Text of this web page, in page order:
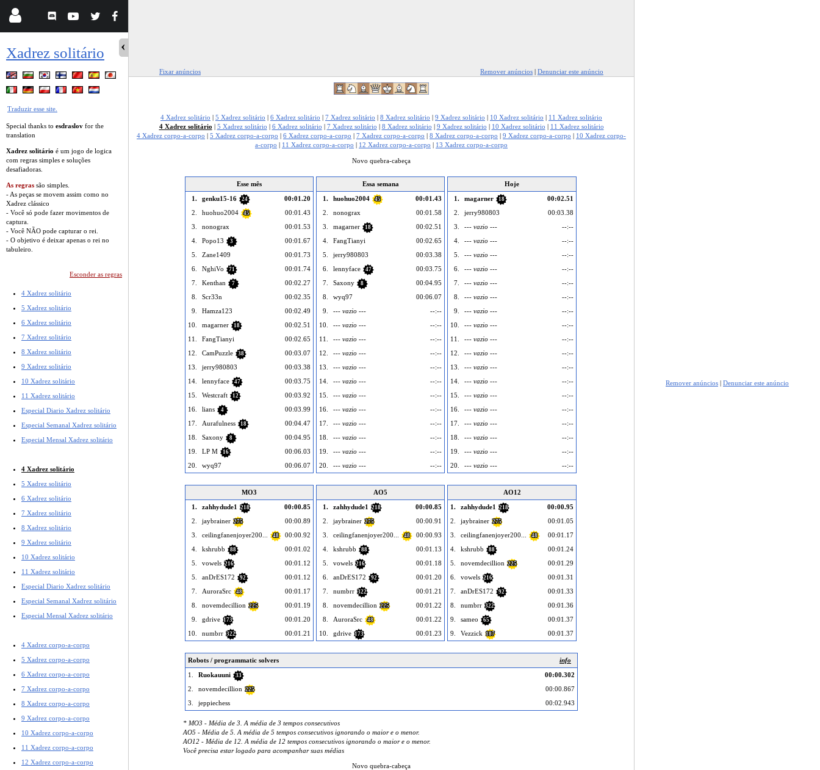
Xadrez solitário
Traduzir esse site.
Special thanks to esdraslov for the
translation
Xadrez solitário é um jogo de logica
com regras simples e soluções
desafiadoras.
As regras são simples.
- As peças se movem assim como no
Xadrez clássico
- Você só pode fazer movimentos de
captura.
- Você NÃO pode capturar o rei.
- O objetivo é deixar apenas o rei no
tabuleiro.
Esconder as regras
4 Xadrez solitário
5 Xadrez solitário
6 Xadrez solitário
7 Xadrez solitário
8 Xadrez solitário
9 Xadrez solitário
10 Xadrez solitário
11 Xadrez solitário
Especial Diario Xadrez solitário
Especial Semanal Xadrez solitário
Especial Mensal Xadrez solitário
4 Xadrez solitário
5 Xadrez solitário
6 Xadrez solitário
7 Xadrez solitário
8 Xadrez solitário
9 Xadrez solitário
10 Xadrez solitário
11 Xadrez solitário
Especial Diario Xadrez solitário
Especial Semanal Xadrez solitário
Especial Mensal Xadrez solitário
4 Xadrez corpo-a-corpo
5 Xadrez corpo-a-corpo
6 Xadrez corpo-a-corpo
7 Xadrez corpo-a-corpo
8 Xadrez corpo-a-corpo
9 Xadrez corpo-a-corpo
10 Xadrez corpo-a-corpo
11 Xadrez corpo-a-corpo
12 Xadrez corpo-a-corpo
Fixar anúncios Remover anúncios | Denunciar este anúncio
4 Xadrez solitário | 5 Xadrez solitário | 6 Xadrez solitário | 7 Xadrez solitário | 8 Xadrez solitário | 9 Xadrez solitário | 10 Xadrez solitário | 11 Xadrez solitário
4 Xadrez solitário | 5 Xadrez solitário | 6 Xadrez solitário | 7 Xadrez solitário | 8 Xadrez solitário | 9 Xadrez solitário | 10 Xadrez solitário | 11 Xadrez solitário
4 Xadrez corpo-a-corpo | 5 Xadrez corpo-a-corpo | 6 Xadrez corpo-a-corpo | 7 Xadrez corpo-a-corpo | 8 Xadrez corpo-a-corpo | 9 Xadrez corpo-a-corpo | 10 Xadrez corpo-
a-corpo | 11 Xadrez corpo-a-corpo | 12 Xadrez corpo-a-corpo | 13 Xadrez corpo-a-corpo
Novo quebra-cabeça
Esse mês
1.
genku15-16 24
00:01.20
2.
huohuo2004 45
00:01.43
3.
nonograx
00:01.53
4.
Popo13 3
00:01.67
5.
Zane1409
00:01.73
6.
NghiVo 71
00:01.74
7.
Kenthan 7
00:02.27
8.
Scr33n
00:02.35
9.
Hamza123
00:02.49
10.
magarner 18
00:02.51
11.
FangTianyi
00:02.65
12.
CamPuzzle 38
00:03.07
13.
jerry980803
00:03.38
14.
lennyface 47
00:03.75
15.
Westcraft 12
00:03.92
16.
lians 4
00:03.99
17.
Aurafulness 18
00:04.47
18.
Saxony 8
00:04.95
19.
LP M 16
00:06.03
20.
wyq97 00:06.07
Essa semana
1.
huohuo2004 45
00:01.43
2.
nonograx
00:01.58
3.
magarner 18
00:02.51
4.
FangTianyi
00:02.65
5.
jerry980803
00:03.38
6.
lennyface 47
00:03.75
7.
Saxony 8
00:04.95
8.
wyq97
00:06.07
9.
--- vazio ---
--:--
10.
--- vazio ---
--:--
11.
--- vazio ---
--:--
12.
--- vazio ---
--:--
13.
--- vazio ---
--:--
14.
--- vazio ---
--:--
15.
--- vazio ---
--:--
16.
--- vazio ---
--:--
17.
--- vazio ---
--:--
18.
--- vazio ---
--:--
19.
--- vazio ---
--:--
20.
--- vazio --- --:--
Hoje
1.
magarner 18
00:02.51
2.
jerry980803
00:03.38
3.
--- vazio ---
--:--
4.
--- vazio ---
--:--
5.
--- vazio ---
--:--
6.
--- vazio ---
--:--
7.
--- vazio ---
--:--
8.
--- vazio ---
--:--
9.
--- vazio ---
--:--
10.
--- vazio ---
--:--
11.
--- vazio ---
--:--
12.
--- vazio ---
--:--
13.
--- vazio ---
--:--
14.
--- vazio ---
--:--
15.
--- vazio ---
--:--
16.
--- vazio ---
--:--
17.
--- vazio ---
--:--
18.
--- vazio ---
--:--
19.
--- vazio ---
--:--
20.
--- vazio --- --:--
MO3
1.
zahhydude1 218
00:00.85
2.
jaybrainer 275
00:00.89
3.
ceilingfanenjoyer200... 48
00:00.92
4.
kshrubb 88
00:01.02
5.
vowels 216
00:01.12
5.
anDrES172 92
00:01.12
7.
AuroraSrc 48
00:01.17
8.
novemdecillion 225
00:01.19
9.
gdrive 173
00:01.20
10.
numbrr 322 00:01.21
AO5
1.
zahhydude1 218
00:00.85
2.
jaybrainer 275
00:00.91
3.
ceilingfanenjoyer200... 48
00:00.93
4.
kshrubb 88
00:01.13
5.
vowels 216
00:01.18
6.
anDrES172 92
00:01.20
7.
numbrr 322
00:01.21
8.
novemdecillion 225
00:01.22
8.
AuroraSrc 48
00:01.22
10.
gdrive 173 00:01.23
AO12
1.
zahhydude1 218
00:00.95
2.
jaybrainer 275
00:01.05
3.
ceilingfanenjoyer200... 48
00:01.17
4.
kshrubb 88
00:01.24
5.
novemdecillion 225
00:01.29
6.
vowels 216
00:01.31
7.
anDrES172 92
00:01.33
8.
numbrr 322
00:01.36
9.
sameo 65
00:01.37
9.
Vezzick 187 00:01.37
Robots / programmatic solvers
info
1.
Ruokauuni 33
00:00.302
2.
novemdecillion 225
00:00.867
3.
jeppiechess 00:02.943
* MO3 - Média de 3. A média de 3 tempos consecutivos
AO5 - Média de 5. A média de 5 tempos consecutivos ignorando o maior e o menor.
AO12 - Média de 12. A média de 12 tempos consecutivos ignorando o maior e o menor.
Você precisa estar logado para acompanhar suas médias
Novo quebra-cabeça
Remover anúncios | Denunciar este anúncio